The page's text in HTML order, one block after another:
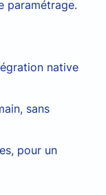
paramétrage.
native
sans
pour un